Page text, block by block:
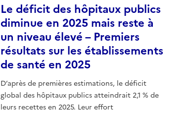
Le déficit des hôpitaux publics
diminue en 2025 mais reste à
un niveau élevé – Premiers
résultats sur les établissements
de santé en 2025
D’après de premières estimations, le déficit
global des hôpitaux publics atteindrait 2,1 % de
leurs recettes en 2025. Leur effort